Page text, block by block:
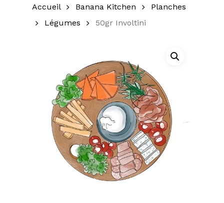
Accueil Banana Kitchen
Planches
Légumes
50gr Involtini